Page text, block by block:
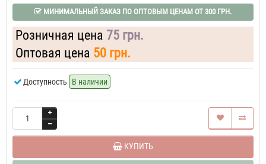
МИНИМАЛЬНЫЙ ЗАКАЗ ПО ОПТОВЫМ ЦЕНАМ ОТ 300 ГРН.
Розничная цена 75 грн.
Оптовая цена 50 грн.
Доступность В наличии
КУПИТЬ